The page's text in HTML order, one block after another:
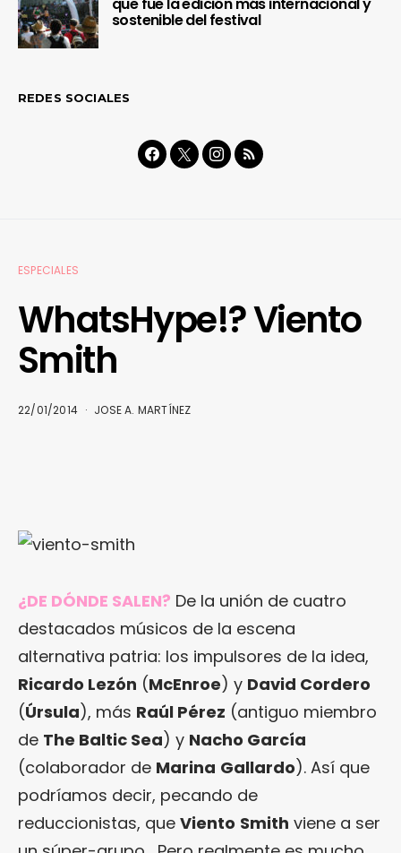
que fue la edición más internacional y
sostenible del festival
REDES SOCIALES
ESPECIALES
WhatsHype!? Viento
Smith
22/01/2014 JOSE A. MARTÍNEZ
¿DE DÓNDE SALEN? De la unión de cuatro
destacados músicos de la escena
alternativa patria: los impulsores de la idea,
Ricardo Lezón (McEnroe) y David Cordero
(Úrsula), más Raúl Pérez (antiguo miembro
de The Baltic Sea) y Nacho García
(colaborador de Marina Gallardo). Así que
podríamos decir, pecando de
reduccionistas, que Viento Smith viene a ser